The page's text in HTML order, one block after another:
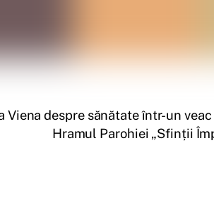
Viena despre sănătate într-un
Hramul Parohiei „Sfinții